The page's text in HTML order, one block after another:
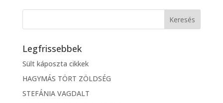
Legfrissebbek
Sült káposzta cikkek
HAGYMÁS TÖRT ZÖLDSÉG
STEFÁNIA VAGDALT